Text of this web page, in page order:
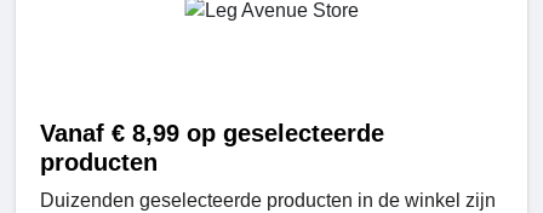
Vanaf € 8,99 op geselecteerde
producten
Duizenden geselecteerde producten in de winkel zijn